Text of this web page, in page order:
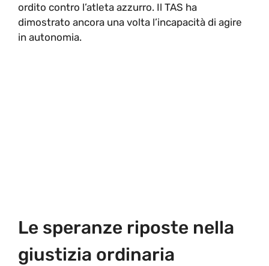
ordito contro l’atleta azzurro. Il TAS ha
dimostrato ancora una volta l’incapacità di agire
in autonomia.
Le speranze riposte nella
giustizia ordinaria